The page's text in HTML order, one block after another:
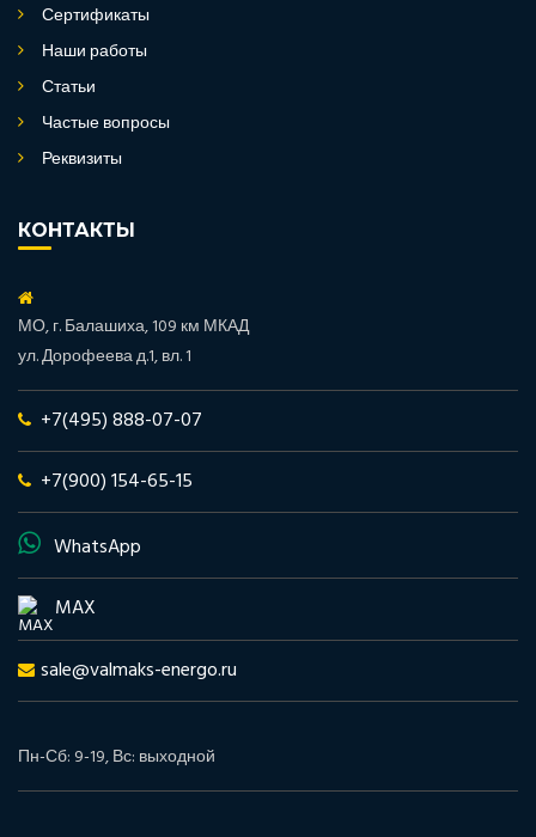
Сертификаты
Наши работы
Статьи
Частые вопросы
Реквизиты
КОНТАКТЫ
МО, г. Балашиха, 109 км МКАД
ул. Дорофеева д.1, вл. 1
+7(495) 888-07-07
+7(900) 154-65-15
WhatsApp
MAX
sale@valmaks-energo.ru
Пн-Сб: 9-19, Вс: выходной